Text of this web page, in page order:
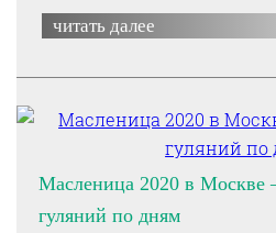
читать далее
Масленица 2020 в Москве
гуляний по дням